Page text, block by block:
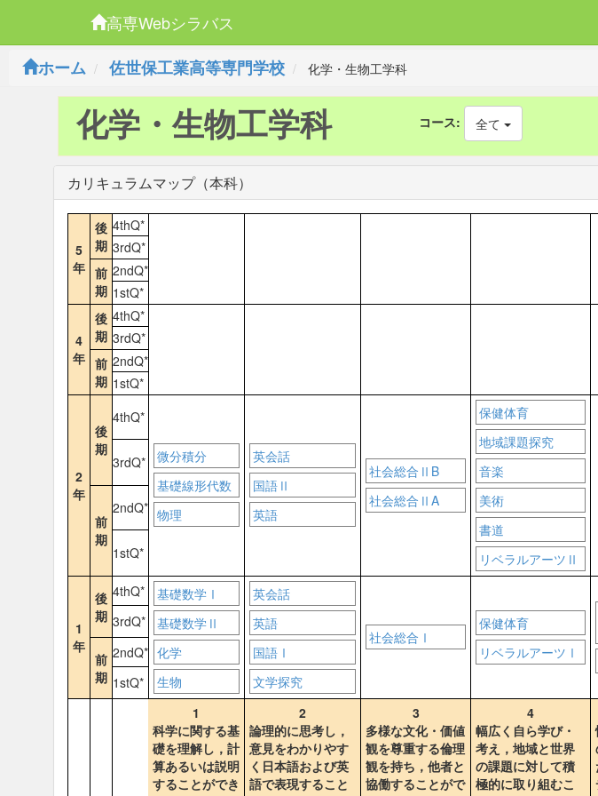
高専Webシラバス
ホーム 佐世保工業高等専門学校 化学・生物工学科
化学・生物工学科 コース: 全て
カリキュラムマップ（本科）
5
年
後
期
4thQ*
3rdQ*
前
期
2ndQ*
1stQ*
4
年
後
期
4thQ*
3rdQ*
前
期
2ndQ*
1stQ*
2
年
後
期
4thQ*
微分積分
基礎線形代数
物理
英会話
国語Ⅱ
英語
社会総合ⅡB
社会総合ⅡA
保健体育
地域課題探究
音楽
美術
書道
リベラルアーツⅡ
3rdQ*
前
期
2ndQ*
1stQ*
1
年
後
期
4thQ*
基礎数学Ⅰ
基礎数学Ⅱ
化学
生物
英会話
英語
国語Ⅰ
文学探究
社会総合Ⅰ
保健体育
リベラルアーツⅠ
3rdQ*
前
期
2ndQ*
1stQ*
1
科学に関する基
礎を理解し，計
算あるいは説明
することができ
2
論理的に思考し，
意見をわかりやす
く日本語および英
語で表現すること
3
多様な文化・価値
観を尊重する倫理
観を持ち，他者と
協働することがで
4
幅広く自ら学び・
考え，地域と世界
の課題に対して積
極的に取り組むこ